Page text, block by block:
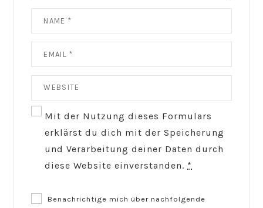
Mit der Nutzung dieses Formulars
erklärst du dich mit der Speicherung
und Verarbeitung deiner Daten durch
diese Website einverstanden. *
Benachrichtige mich über nachfolgende